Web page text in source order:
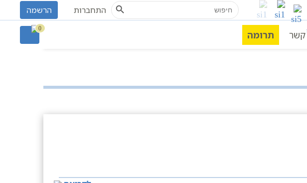
Search
for: התחברות הרשמה
קשר תרומה
0